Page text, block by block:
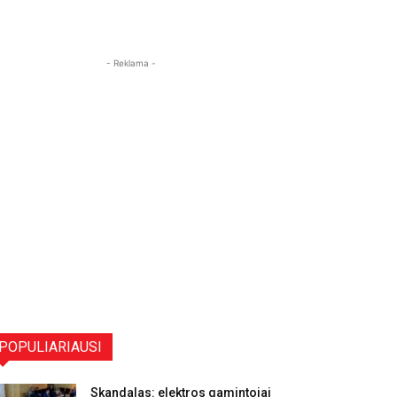
- Reklama -
Skandalas: elektros gamintojai